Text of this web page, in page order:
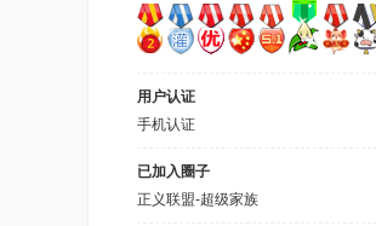
用户认证
手机认证
已加入圈子
正义联盟-超级家族